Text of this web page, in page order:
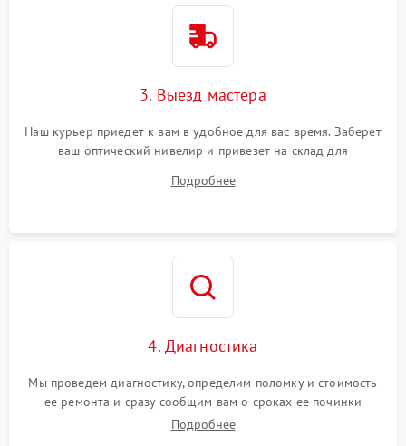
3. Выезд мастера
Наш курьер приедет к вам в удобное для вас время. Заберет
ваш оптический нивелир и привезет на склад для
Подробнее
4. Диагностика
Мы проведем диагностику, определим поломку и стоимость
ее ремонта и сразу сообщим вам о сроках ее починки
Подробнее